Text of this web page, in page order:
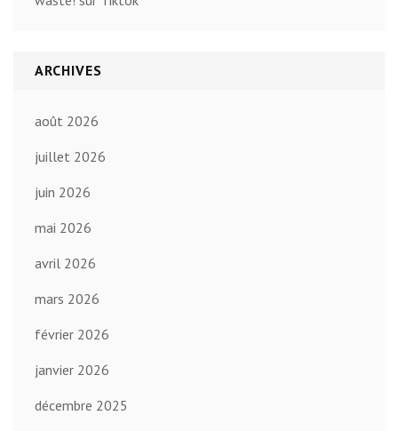
ARCHIVES
août 2026
juillet 2026
juin 2026
mai 2026
avril 2026
mars 2026
février 2026
janvier 2026
décembre 2025